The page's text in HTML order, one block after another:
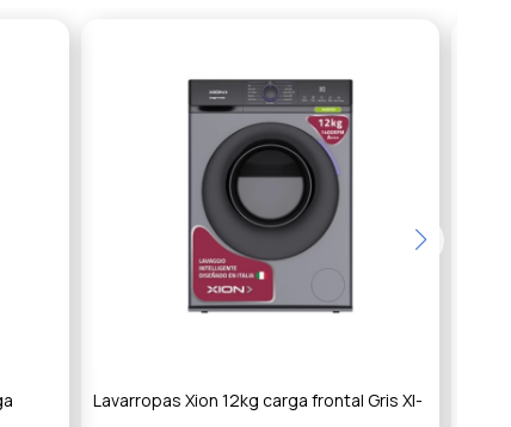
Lavarropas Xion 12kg carga frontal Gris XI-